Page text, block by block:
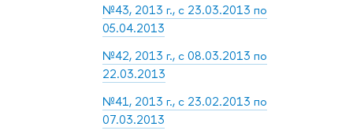
№43, 2013 г., с 23.03.2013 по
05.04.2013
№42, 2013 г., с 08.03.2013 по
22.03.2013
№41, 2013 г., с 23.02.2013 по
07.03.2013